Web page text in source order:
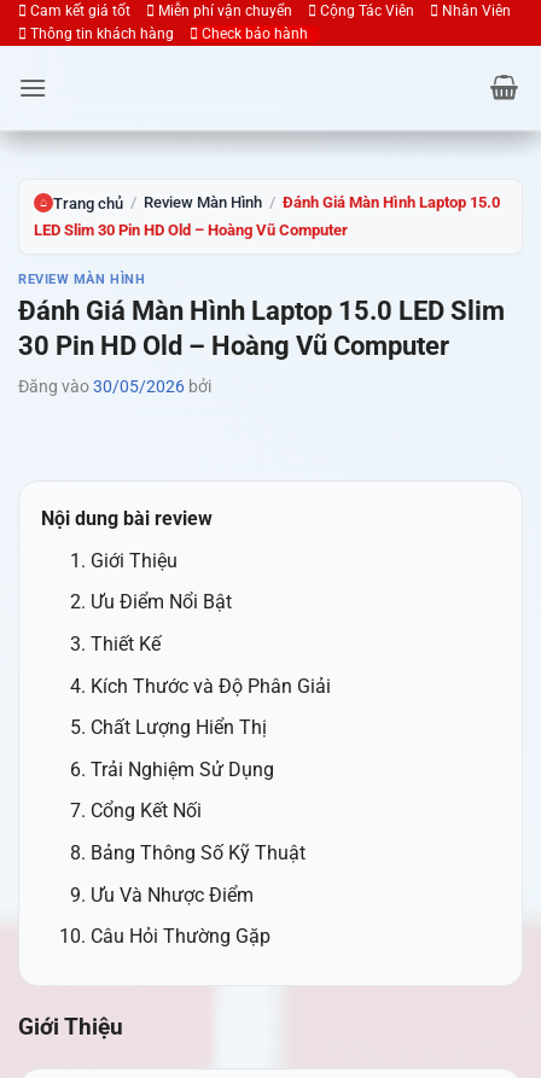
Bỏ
qua
nội
dung
Cam kết giá tốt Miễn phí vận chuyển Cộng Tác Viên
Nhân Viên
Thông tin khách hàng
Check bảo hành
⌂ Trang chủ / Review Màn Hình / Đánh Giá Màn Hình Laptop 15.0
LED Slim 30 Pin HD Old – Hoàng Vũ Computer
REVIEW MÀN HÌNH
Đánh Giá Màn Hình Laptop 15.0 LED Slim
30 Pin HD Old – Hoàng Vũ Computer
Đăng vào30/05/2026 bởi
Nội dung bài review
Giới Thiệu
Ưu Điểm Nổi Bật
Thiết Kế
Kích Thước và Độ Phân Giải
Chất Lượng Hiển Thị
Trải Nghiệm Sử Dụng
Cổng Kết Nối
Bảng Thông Số Kỹ Thuật
Ưu Và Nhược Điểm
Câu Hỏi Thường Gặp
Giới Thiệu